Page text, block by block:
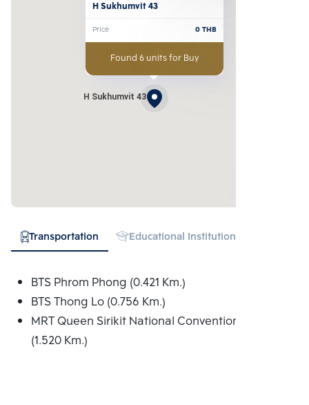
H Sukhumvit 43
H Sukhumvit 43
Price 0THB
Found 6 units for Buy
Transportation Educational Institution
BTS Phrom Phong (0.421 Km.)
BTS Thong Lo (0.756 Km.)
MRT Queen Sirikit National Convention Centre
(1.520 Km.)